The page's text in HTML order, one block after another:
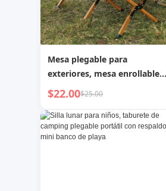
Mesa plegable para
exteriores, mesa enrollable
de aleación de aluminio,
puesto portátil de mesa y
silla para camping, mesa de
picnic, set completo de
$22.00$25.00